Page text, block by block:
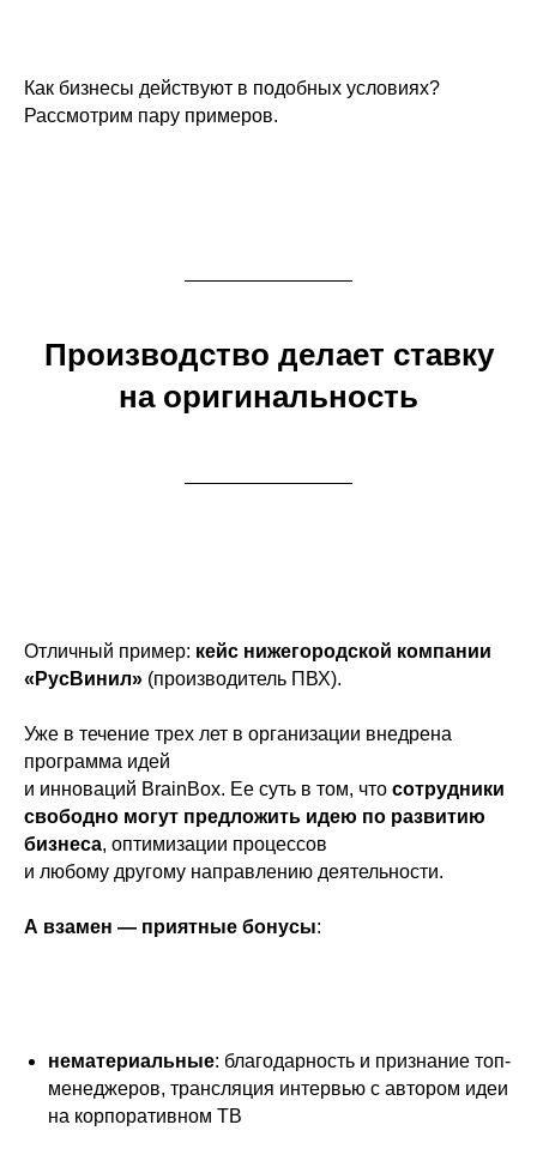
Как бизнесы действуют в подобных условиях?
Рассмотрим пару примеров.
Производство делает ставку
на оригинальность
Отличный пример: кейс нижегородской компании
«РусВинил» (производитель ПВХ).
Уже в течение трех лет в организации внедрена
программа идей
и инноваций BrainBox. Ее суть в том, что сотрудники
свободно могут предложить идею по развитию
бизнеса, оптимизации процессов
и любому другому направлению деятельности.
А взамен — приятные бонусы:
нематериальные: благодарность и признание топ-
менеджеров, трансляция интервью с автором идеи
на корпоративном ТВ